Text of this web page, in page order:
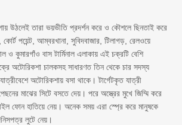
উঠলেই তারা ভয়ভীতি প্রদর্শন করে ও কৌশলে ছিনতাই করে
কোর্ট পয়েন্ট, আম্বরখানা, সুবিদবাজার, টিলাগড়, রেলওয়ে
ও কুমারগাঁও বাস টার্মিনাল এলাকায় এই চক্রটি বেশি
অটোরিকশা চালকসহ সাধারণত তিন থেকে চার সদস্য
অটোরিকশায় বসা থাকে। টার্গেটকৃত যাত্রী
মাঝের সিটে বসতে দেয়। পরে অস্ত্রের মুখে জিম্মি করে
ফোন হাতিয়ে নেয়। অনেক সময় এরা স্প্রে করে মানুষকে
লুটে নেয়।